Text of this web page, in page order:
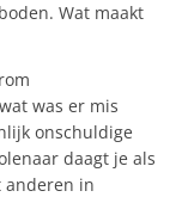
Wat maakt
was er mis
onschuldige
daagt je als
anderen in